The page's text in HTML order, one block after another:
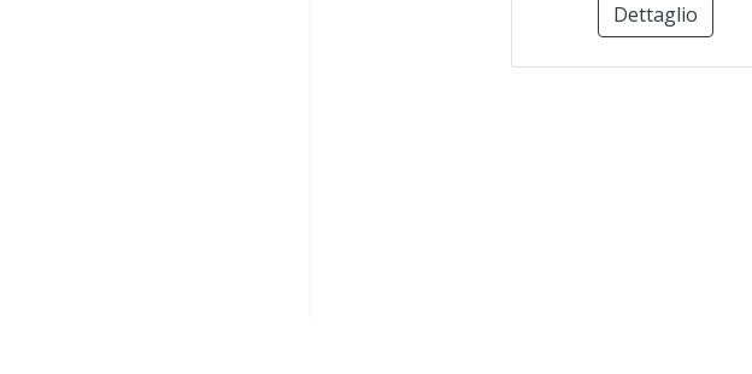
Dettaglio